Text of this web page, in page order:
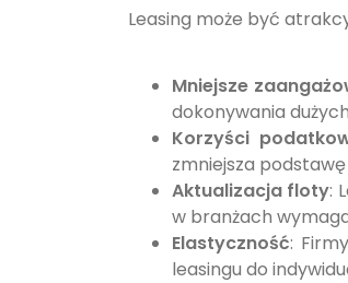
Leasing może być
Mniejsze
dokonywania
Korzyści
zmniejsza
Aktualizacja floty:
w branżach
Elastyczność:
leasingu do